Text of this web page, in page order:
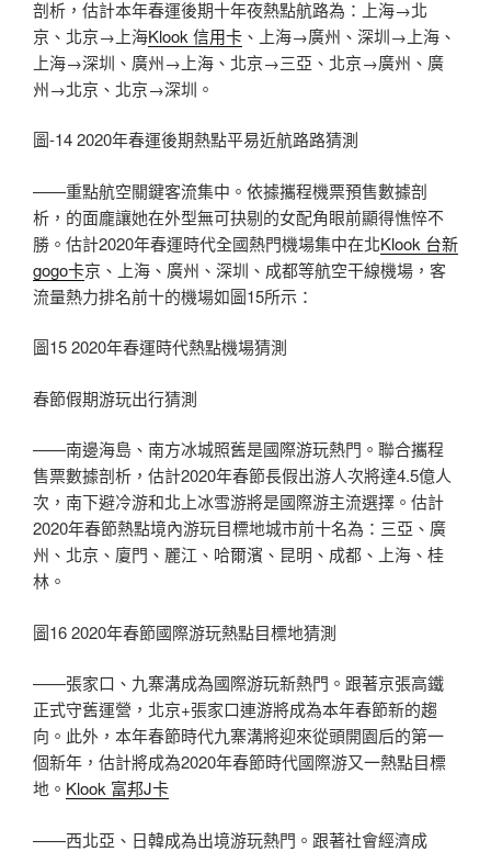
剖析，估計本年春運後期十年夜熱點航路為：上海→北
京、北京→上海Klook 信用卡 、上海→廣州、深圳→上海、
上海→深圳、廣州→上海、北京→三亞、北京→廣州、廣
州→北京、北京→深圳。
圖-14 2020年春運後期熱點平易近航路路猜測
——重點航空關鍵客流集中。依據攜程機票預售數據剖
析，的面龐讓她在外型無可抉剔的女配角眼前顯得憔悴不
勝。估計2020年春運時代全國熱門機場集中在北Klook 台新
gogo卡京、上海、廣州、深圳、成都等航空干線機場，客
流量熱力排名前十的機場如圖15所示：
圖15 2020年春運時代熱點機場猜測
春節假期游玩出行猜測
——南邊海島、南方冰城照舊是國際游玩熱門。聯合攜程
售票數據剖析，估計2020年春節長假出游人次將達4.5億人
次，南下避冷游和北上冰雪游將是國際游主流選擇。估計
2020年春節熱點境內游玩目標地城市前十名為：三亞、廣
州、北京、廈門、麗江、哈爾濱、昆明、成都、上海、桂
林。
圖16 2020年春節國際游玩熱點目標地猜測
——張家口、九寨溝成為國際游玩新熱門。跟著京張高鐵
正式守舊運營，北京+張家口連游將成為本年春節新的趨
向。此外，本年春節時代九寨溝將迎來從頭開園后的第一
個新年，估計將成為2020年春節時代國際游又一熱點目標
地。 Klook 富邦J卡
——西北亞、日韓成為出境游玩熱門。跟著社會經濟成